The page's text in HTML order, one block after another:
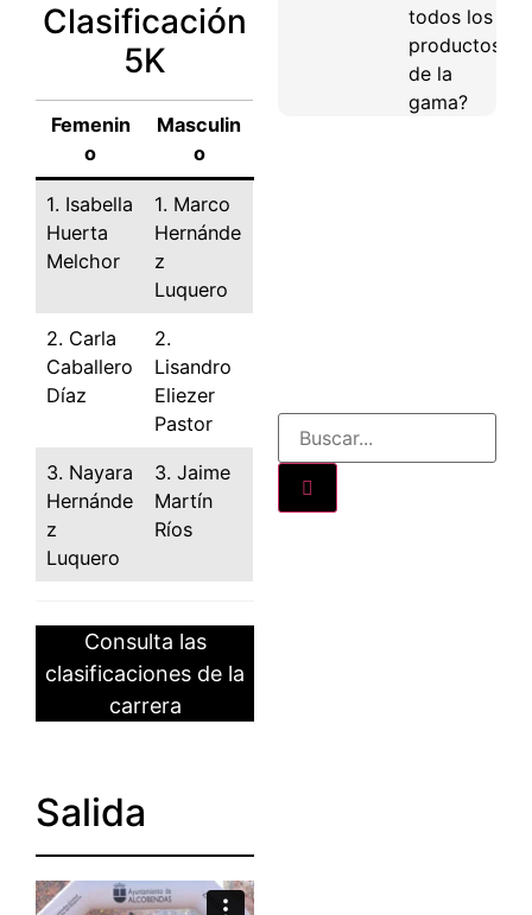
Clasificación
5K
Femenin
o
Masculin
o
1. Isabella
Huerta
Melchor
1. Marco
Hernánde
z
Luquero
2. Carla
Caballero
Díaz
2.
Lisandro
Eliezer
Pastor
3. Nayara
Hernánde
z
Luquero
3. Jaime
Martín
Ríos
Consulta las
clasificaciones de la
carrera
Salida
todos los
productos
de la
gama?